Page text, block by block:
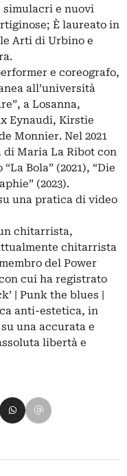
e nuovi
È laureato in
Arti di Urbino e
e coreografo,
all’università
a Losanna,
Eynaudi, Kirstie
Monnier. Nel 2021
Maria La Ribot con
Bola” (2021), “Die
(2023).
una pratica di video
chitarrista,
chitarrista
del Power
cui ha registrato
| Punk the blues |
anti-estetica, in
una accurata e
libertà e
LinkedIn
su Pinterest
Condividi su WhatsApp
Condividi su Email